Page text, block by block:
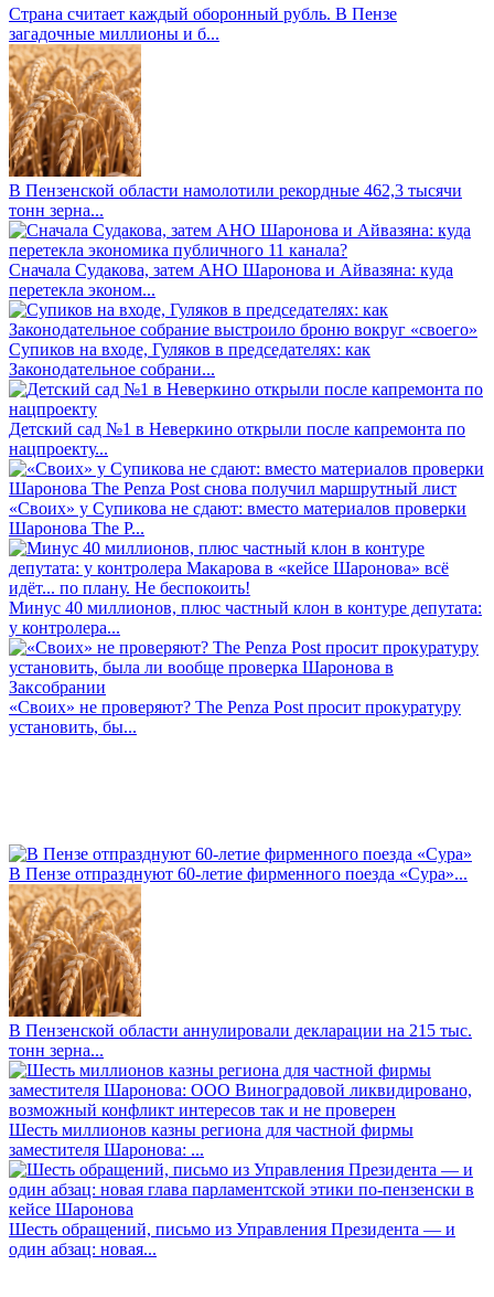
Страна считает каждый оборонный рубль. В Пензе
загадочные миллионы и б...
В Пензенской области намолотили рекордные 462,3 тысячи
тонн зерна...
Сначала Судакова, затем АНО Шаронова и Айвазяна: куда
перетекла эконом...
Супиков на входе, Гуляков в председателях: как
Законодательное собрани...
Детский сад №1 в Неверкино открыли после капремонта по
нацпроекту...
«Своих» у Супикова не сдают: вместо материалов проверки
Шаронова The P...
Минус 40 миллионов, плюс частный клон в контуре депутата:
у контролера...
«Своих» не проверяют? The Penza Post просит прокуратуру
установить, бы...
В Пензе отпразднуют 60-летие фирменного поезда «Сура»...
В Пензенской области аннулировали декларации на 215 тыс.
тонн зерна...
Шесть миллионов казны региона для частной фирмы
заместителя Шаронова: ...
Шесть обращений, письмо из Управления Президента — и
один абзац: новая...